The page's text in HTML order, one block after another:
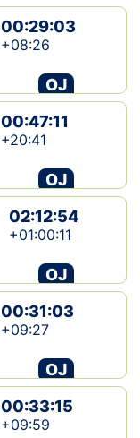
00:29:03
+08:26
OJ
00:47:11
+20:41
OJ
02:12:54
+01:00:11
OJ
00:31:03
+09:27
OJ
00:33:15
+09:59